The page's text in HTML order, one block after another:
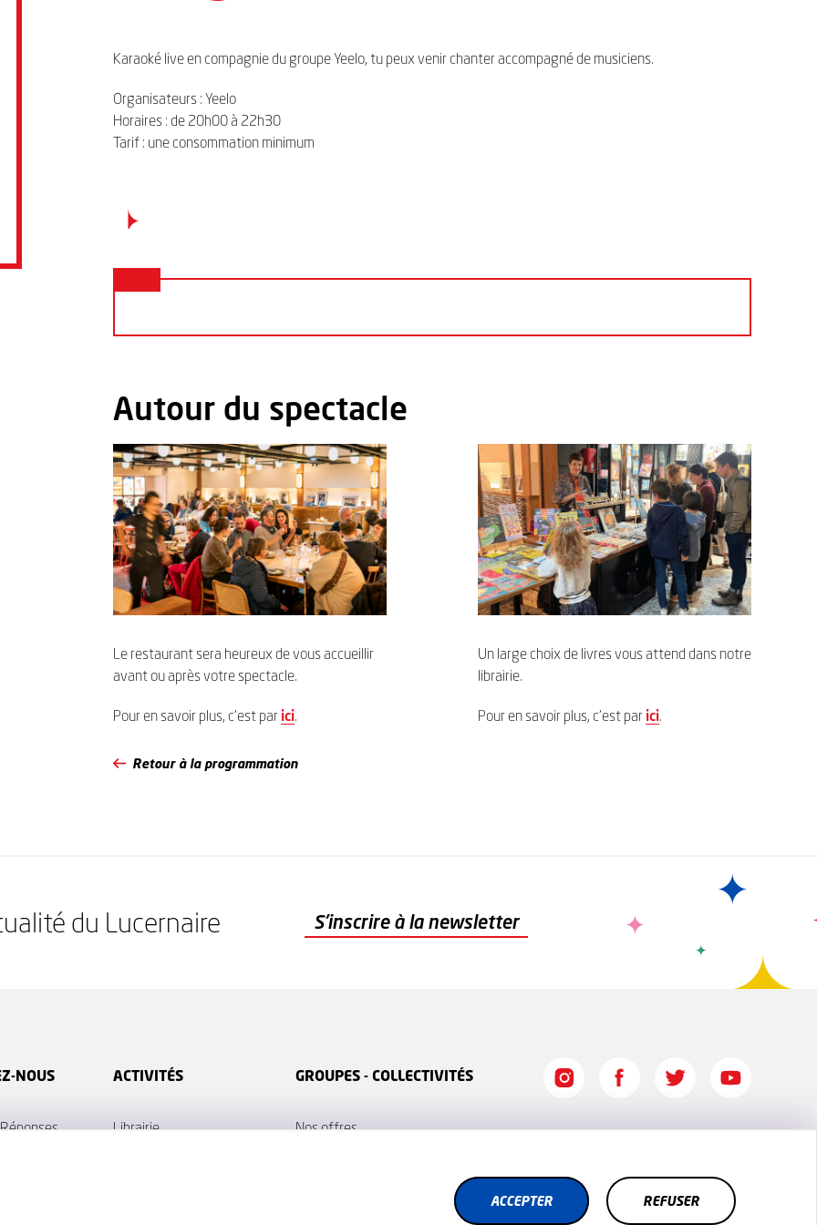
Karaoké live en compagnie du groupe Yeelo, tu peux venir chanter accompagné de musiciens.
Organisateurs : Yeelo
Horaires : de 20h00 à 22h30
Tarif : une consommation minimum
Autour du spectacle
Le restaurant sera heureux de vous accueillir
avant ou après votre spectacle.
Pour en savoir plus, c’est par ici.
Un large choix de livres vous attend dans notre
librairie.
Pour en savoir plus, c’est par ici.
Retour à la programmation
du Lucernaire S'inscrire à la newsletter
S'inscrire à la newsletter
NOUS ACTIVITÉS
Librairie
GROUPES - COLLECTIVITÉS
Nos offres
ACCEPTER REFUSER
REFUSER